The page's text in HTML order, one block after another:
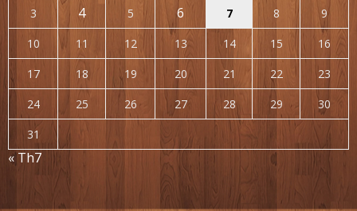
3
4 5 6 7 8
9
10
11 12 13 14 15
16
17
18 19 20 21 22
23
24
25 26 27 28 29
30
31
« Th7